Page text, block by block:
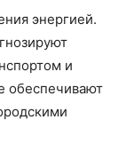
энергией.
и
обеспечивают